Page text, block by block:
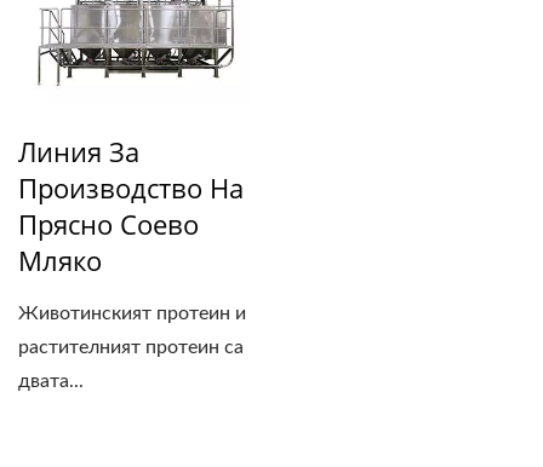
Линия За
Производство На
Прясно Соево
Мляко
Животинският протеин и
растителният протеин са
двата...